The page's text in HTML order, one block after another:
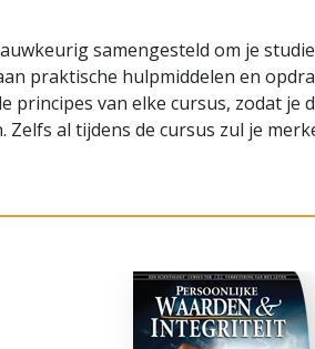
samengesteld om je
praktische hulpmiddelen en
principes van elke cursus, zodat je
Zelfs al tijdens de cursus zul je